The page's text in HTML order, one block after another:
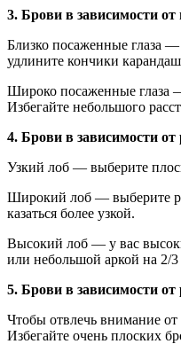
3. Брови в зависимости
Близко посаженные глаза
удлините кончики
Широко посаженные глаза —
Избегайте небольшого
4. Брови в зависимости от
Узкий лоб — выберите
Широкий лоб — выберите
казаться более узкой.
Высокий лоб — у вас
или небольшой аркой на 2/
5. Брови в зависимости от
Чтобы отвлечь внимание
Избегайте очень плоских